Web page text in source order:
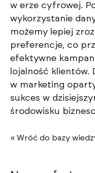
w erze cyfrowej.
wykorzystanie
możemy lepiej
preferencje, co
efektywne
lojalność klientów.
w marketing
sukces w
środowisku
« Wróć do bazy